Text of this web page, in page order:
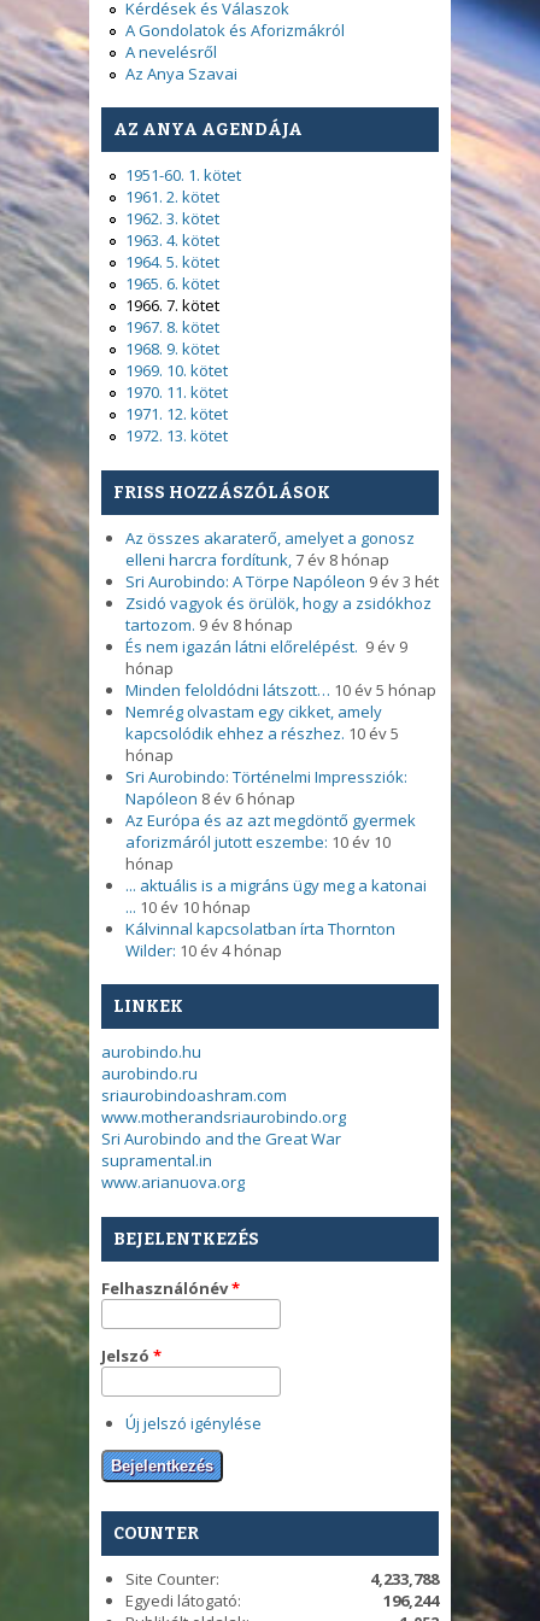
Kérdések és Válaszok
A Gondolatok és Aforizmákról
A nevelésről
Az Anya Szavai
AZ ANYA AGENDÁJA
1951-60. 1. kötet
1961. 2. kötet
1962. 3. kötet
1963. 4. kötet
1964. 5. kötet
1965. 6. kötet
1966. 7. kötet
1967. 8. kötet
1968. 9. kötet
1969. 10. kötet
1970. 11. kötet
1971. 12. kötet
1972. 13. kötet
FRISS HOZZÁSZÓLÁSOK
Az összes akaraterő, amelyet a gonosz
elleni harcra fordítunk,7 év 8 hónap
Sri Aurobindo: A Törpe Napóleon 9 év 3 hét
Zsidó vagyok és örülök, hogy a zsidókhoz
tartozom. 9 év 8 hónap
És nem igazán látni előrelépést. 9 év 9
hónap
Minden feloldódni látszott… 10 év 5 hónap
Nemrég olvastam egy cikket, amely
kapcsolódik ehhez a részhez. 10 év 5
hónap
Sri Aurobindo: Történelmi Impressziók:
Napóleon 8 év 6 hónap
Az Európa és az azt megdöntő gyermek
aforizmáról jutott eszembe: 10 év 10
hónap
... aktuális is a migráns ügy meg a katonai
... 10 év 10 hónap
Kálvinnal kapcsolatban írta Thornton
Wilder: 10 év 4 hónap
LINKEK
aurobindo.hu
aurobindo.ru
sriaurobindoashram.com
www.motherandsriaurobindo.org
Sri Aurobindo and the Great War
supramental.in
www.arianuova.org
BEJELENTKEZÉS
Felhasználónév*
Jelszó *
Új jelszó igénylése
COUNTER
Site Counter:
4,233,788
Egyedi látogató:
196,244